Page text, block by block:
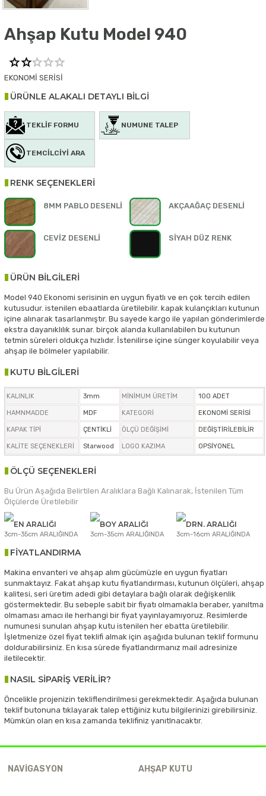
Ahşap Kutu Model 940
EKONOMİ SERİSİ
ÜRÜNLE ALAKALI DETAYLI BİLGİ
TEKLİF FORMU NUMUNE TALEP
TEMCİLCİYİ ARA
RENK SEÇENEKLERİ
8MM PABLO DESENLİ AKÇAAĞAÇ DESENLİ
CEVİZ DESENLİ SİYAH DÜZ RENK
ÜRÜN BİLGİLERİ
Model 940 Ekonomi serisinin en uygun fiyatlı ve en çok tercih edilen
kutusudur. istenilen ebaatlarda üretilebilir. kapak kulançıkları kutunun
içine alınarak tasarlanmıştır. Bu sayede kargo ile yapılan gönderimlerde
ekstra dayanıklılık sunar. birçok alanda kullanılabilen bu kutunun
tetmin süreleri oldukça hızlıdır. İstenilirse içine sünger koyulabilir veya
ahşap ile bölmeler yapılabilir.
KUTU BİLGİLERİ
KALINLIK 3mm MİNİMUM ÜRETİM 100 ADET
HAMNMADDE MDF KATEGORİ EKONOMİ SERİSİ
KAPAK TİPİ ÇENTİKLİ ÖLÇÜ DEĞİŞİMİ DEĞİŞTİRİLEBİLİR
KALİTE SEÇENEKLERİ Starwood LOGO KAZIMA OPSİYONEL
ÖLÇÜ SEÇENEKLERİ
Bu Ürün Aşağıda Belirtilen Aralıklara Bağlı Kalınarak, İstenilen Tüm
Ölçülerde Üretilebilir
EN ARALIĞI
3cm-35cm ARALIĞINDA
BOY ARALIĞI
3cm-35cm ARALIĞINDA
DRN. ARALIĞI
3cm-16cm ARALIĞINDA
FİYATLANDIRMA
Makina envanteri ve ahşap alım gücümüzle en uygun fiyatları
sunmaktayız. Fakat ahşap kutu fiyatlandırması, kutunun ölçüleri, ahşap
kalitesi, seri üretim adedi gibi detaylara bağlı olarak değişkenlik
göstermektedir. Bu sebeple sabit bir fiyatı olmamakla beraber, yanıltma
olmaması amacı ile herhangi bir fiyat yayınlayamıyoruz. Resimlerde
numunesi sunulan ahşap kutu istenilen her ebatta üretilebilir.
İşletmenize özel fiyat teklifi almak için aşağıda bulunan teklif formunu
doldurabilirsiniz. En kısa sürede fiyatlandırmanız mail adresinize
iletilecektir.
NASIL SİPARİŞ VERİLİR?
Öncelikle projenizin tekliflendirilmesi gerekmektedir. Aşağıda bulunan
teklif butonuna tıklayarak talep ettiğiniz kutu bilgilerinizi girebilirsiniz.
Mümkün olan en kısa zamanda teklifiniz yanıtlnacaktır.
NAVIGASYON AHŞAP KUTU